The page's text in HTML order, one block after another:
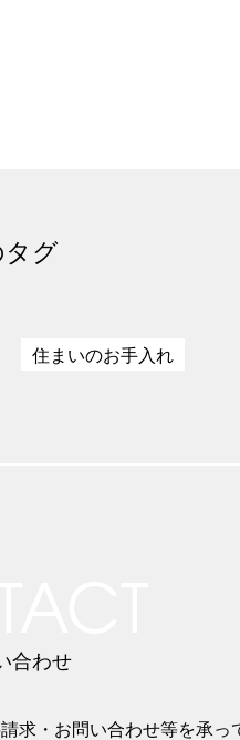
グ
住まいのお手入れ
合わせ
・お問い合わせ等を承っ